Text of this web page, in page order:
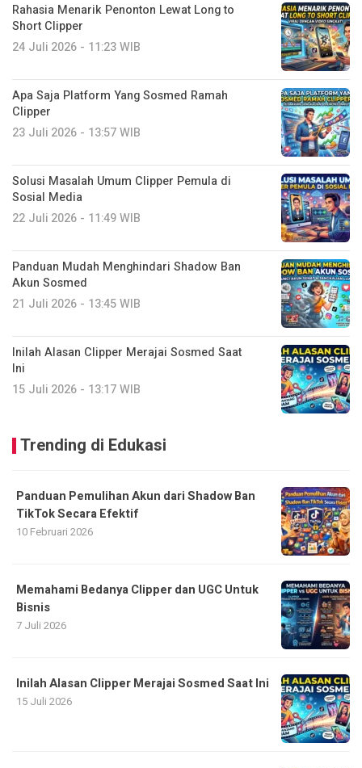
Rahasia Menarik Penonton Lewat Long to
Short Clipper
24 Juli 2026 - 11:23 WIB
Apa Saja Platform Yang Sosmed Ramah
Clipper
23 Juli 2026 - 13:57 WIB
Solusi Masalah Umum Clipper Pemula di
Sosial Media
22 Juli 2026 - 11:49 WIB
Panduan Mudah Menghindari Shadow Ban
Akun Sosmed
21 Juli 2026 - 13:45 WIB
Inilah Alasan Clipper Merajai Sosmed Saat
Ini
15 Juli 2026 - 13:17 WIB
Trending di Edukasi
Panduan Pemulihan Akun dari Shadow Ban
TikTok Secara Efektif
10 Februari 2026
Memahami Bedanya Clipper dan UGC Untuk
Bisnis
7 Juli 2026
Inilah Alasan Clipper Merajai Sosmed Saat Ini
15 Juli 2026